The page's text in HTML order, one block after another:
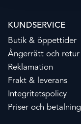
KUNDSERVICE
Butik & öppettider
Ångerrätt och retur
Reklamation
Frakt & leverans
Integritetspolicy
Priser och betalning